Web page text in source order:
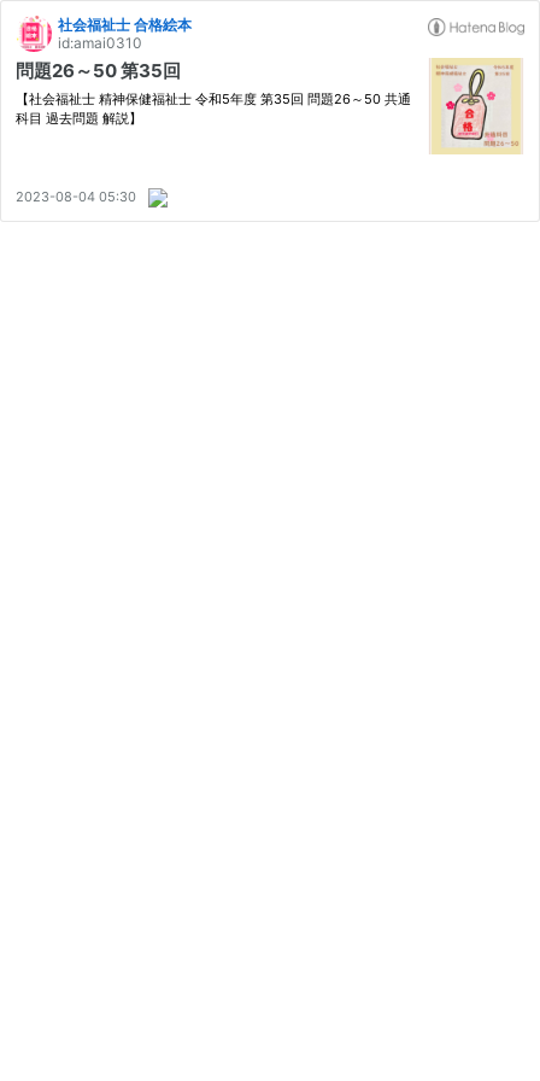
社会福祉士 合格絵本
id:amai0310
問題26～50 第35回
【社会福祉士 精神保健福祉士 令和5年度 第35回 問題26～50 共通
科目 過去問題 解説】
2023-08-04 05:30